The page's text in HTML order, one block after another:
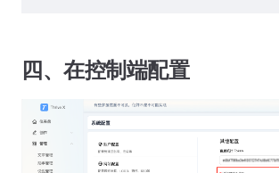
四、在控制端配置